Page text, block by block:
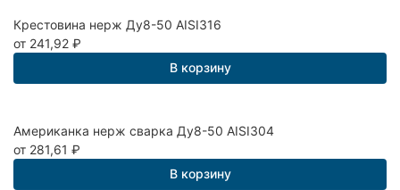
Крестовина нерж Ду8-50 AISI316
от 241,92 ₽
В корзину
Американка нерж сварка Ду8-50 AISI304
от 281,61 ₽
В корзину